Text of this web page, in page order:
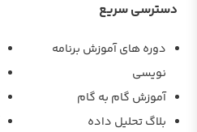
دسترسی سریع
دوره های آموزش برنامه
نویسی
آموزش گام به گام
بلاگ تحلیل داده